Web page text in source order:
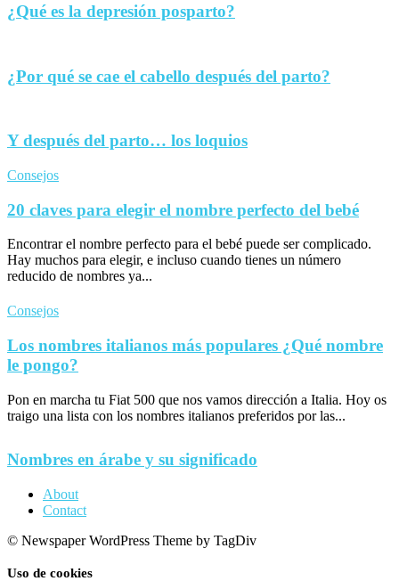
¿Qué es la depresión posparto?
¿Por qué se cae el cabello después del parto?
Y después del parto… los loquios
Consejos
20 claves para elegir el nombre perfecto del bebé
Encontrar el nombre perfecto para el bebé puede ser complicado.
Hay muchos para elegir, e incluso cuando tienes un número
reducido de nombres ya...
Consejos
Los nombres italianos más populares ¿Qué nombre
le pongo?
Pon en marcha tu Fiat 500 que nos vamos dirección a Italia. Hoy os
traigo una lista con los nombres italianos preferidos por las...
Nombres en árabe y su significado
About
Contact
© Newspaper WordPress Theme by TagDiv
Uso de cookies